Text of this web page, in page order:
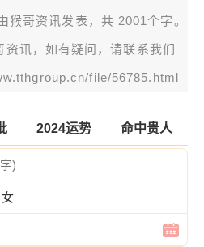
猴哥资讯 发表，共 2001个字。
资讯，如有疑问，请联系我们
file/56785.html
2024运势 命中贵人
女